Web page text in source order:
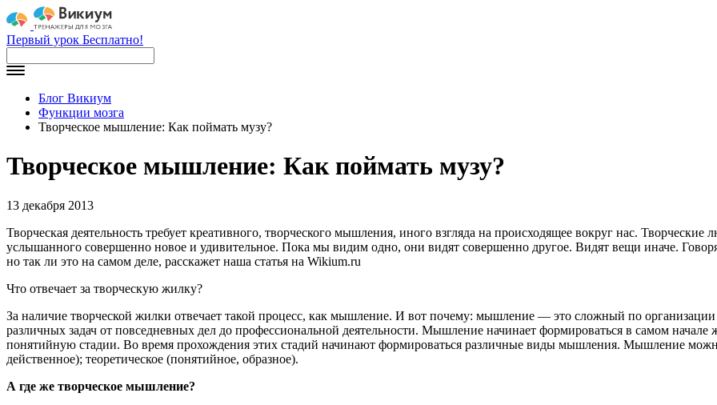
Первый урок Бесплатно!
Блог Викиум
Функции мозга
Творческое мышление: Как поймать музу?
Творческое мышление: Как поймать музу?
13 декабря 2013
Творческая деятельность требует креативного, творческого мышления, иного взгляда на происходящее вокруг нас.
услышанного совершенно новое и удивительное. Пока мы видим одно, они видят совершенно другое. Видят вещи иначе.
но так ли это на самом деле, расскажет наша статья на Wikium.ru
Что отвечает за творческую жилку?
За наличие творческой жилки отвечает такой процесс, как мышление. И вот почему: мышление — это сложный по
различных задач от повседневных дел до профессиональной деятельности. Мышление начинает формироваться в самом
понятийную стадии. Во время прохождения этих стадий начинают формироваться различные виды мышления. Мышление
действенное); теоретическое (понятийное, образное).
А где же творческое мышление?